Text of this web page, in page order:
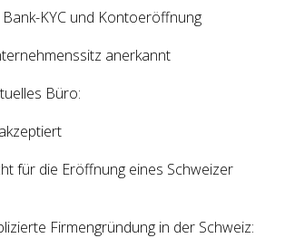
KYC und Kontoeröffnung
anerkannt
Büro:
für die Eröffnung eines Schweizer
Firmengründung in der Schweiz: